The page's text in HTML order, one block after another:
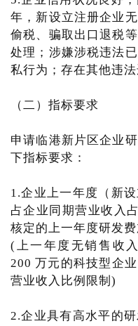
年，新设立注册企业
偷税、骗取出口退税
处理；涉嫌涉税违法
私行为；存在其他违法
（二）指标要求
申请临港新片区企业
下指标要求：
1.企业上一年度（新
占企业同期营业收入
核定的上一年度研发
(上一年度无销售收
200 万元的科技型企
营业收入比例限制)
2.企业具有高水平的